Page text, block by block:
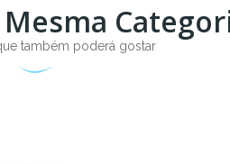
também poderá gostar